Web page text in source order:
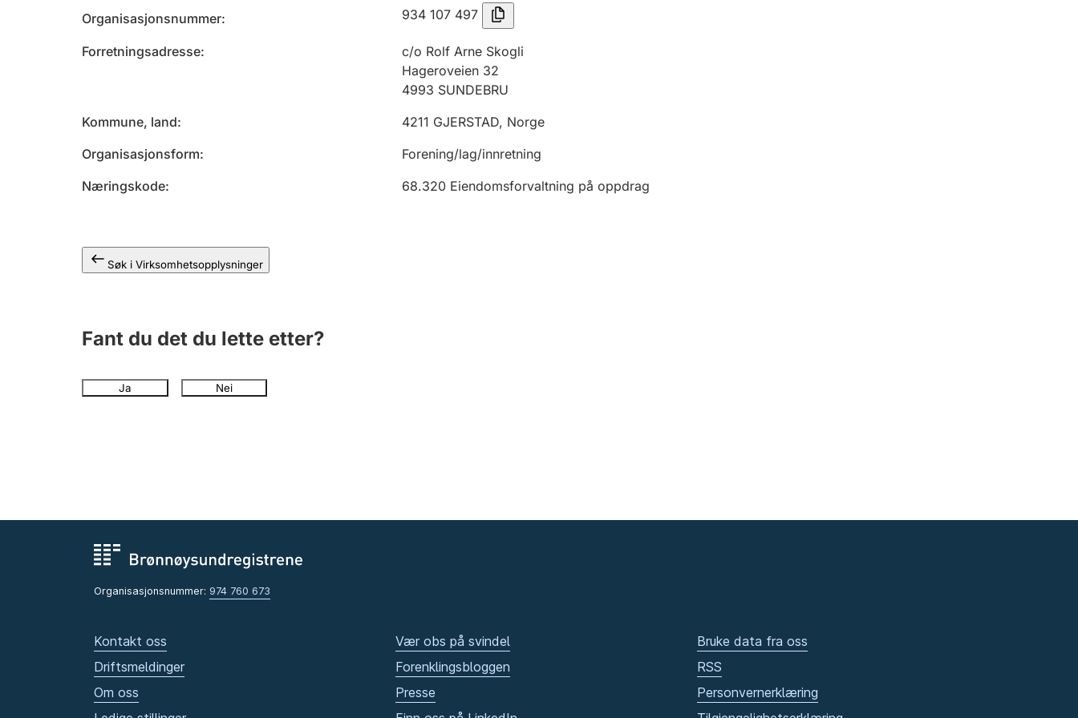
Organisasjonsnummer 934 107 497
Forretningsadresse
c/o Rolf Arne Skogli
Hageroveien 32
4993 SUNDEBRU
Kommune, land
4211 GJERSTAD, Norge
Organisasjonsform
Forening/lag/innretning
Næringskode
68.320 Eiendomsforvaltning på oppdrag
Søk i Virksomhetsopplysninger
Fant du det du lette etter?
Ja Nei
Organisasjonsnummer: 974 760 673
Kontakt oss
Driftsmeldinger
Om oss
Vær obs på svindel
Forenklingsbloggen
Presse
Bruke data fra oss
RSS
Personvernerklæring